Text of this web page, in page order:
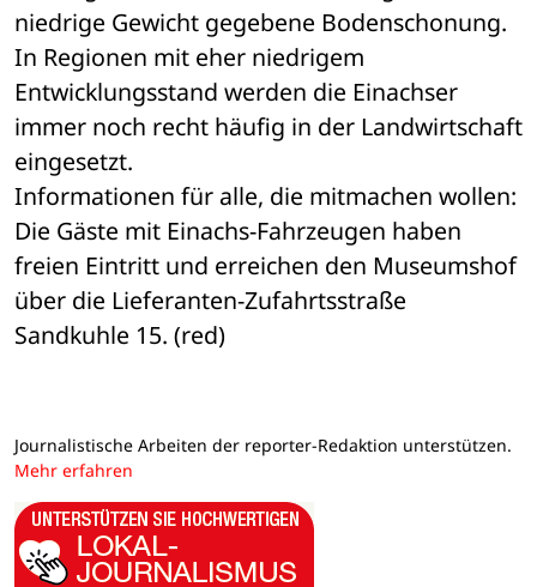
niedrige Gewicht gegebene Bodenschonung.
In Regionen mit eher niedrigem
Entwicklungsstand werden die Einachser
immer noch recht häufig in der Landwirtschaft
eingesetzt.
Informationen für alle, die mitmachen wollen:
Die Gäste mit Einachs-Fahrzeugen haben
freien Eintritt und erreichen den Museumshof
über die Lieferanten-Zufahrtsstraße
Sandkuhle 15. (red)
Journalistische Arbeiten der reporter-Redaktion unterstützen.
Mehr erfahren